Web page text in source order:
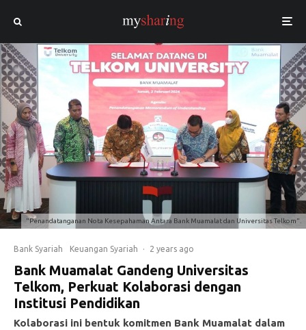
"Penandatanganan Nota Kesepahaman Antara Bank Muamalat dan Universitas Telkom".
Bank Syariah Keuangan Syariah · 2 years ago
Bank Muamalat Gandeng Universitas
Telkom, Perkuat Kolaborasi dengan
Institusi Pendidikan
Kolaborasi ini bentuk komitmen Bank Muamalat dalam